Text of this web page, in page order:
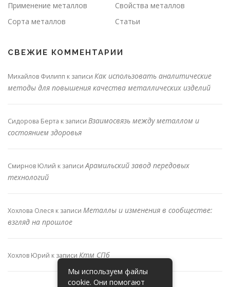
Применение металлов
Свойства металлов
Сорта металлов
Статьи
СВЕЖИЕ КОММЕНТАРИИ
Михайлов Филипп к записи Как использовать аналитические
методы для повышения качества металлических изделий
Сидорова Берта к записи Взаимосвязь между металлом и
состоянием здоровья
Смирнов Юлий к записиАрамильский завод передовых
технологий
Хохлова Олеся к записи Металлы и изменения в сообществе:
взгляд на прошлое
Хохлов Юрий к записи Ктм СПб
Мы используем файлы
cookie. Они помогают